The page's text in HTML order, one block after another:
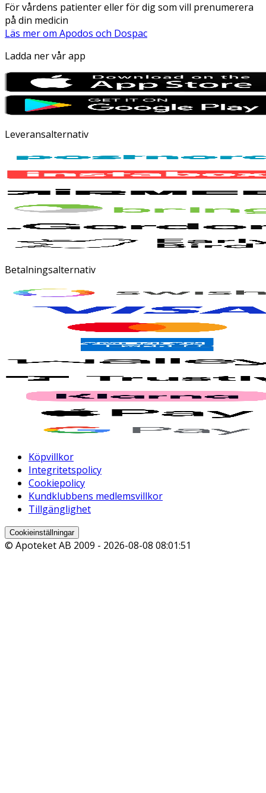
För vårdens patienter eller för dig som vill prenumerera
på din medicin
Läs mer om Apodos och Dospac
Ladda ner vår app
Leveransalternativ
Betalningsalternativ
Köpvillkor
Integritetspolicy
Cookiepolicy
Kundklubbens medlemsvillkor
Tillgänglighet
Cookieinställningar
© Apoteket AB 2009 - 2026-08-08 08:01:51